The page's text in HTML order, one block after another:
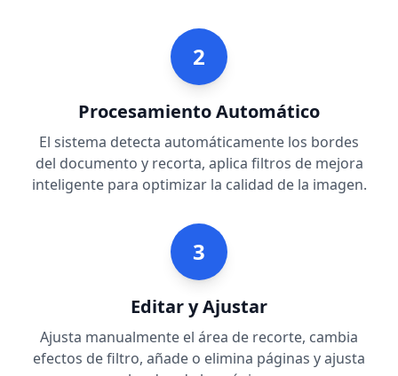
2
Procesamiento Automático
El sistema detecta automáticamente los bordes
del documento y recorta, aplica filtros de mejora
inteligente para optimizar la calidad de la imagen.
3
Editar y Ajustar
Ajusta manualmente el área de recorte, cambia
efectos de filtro, añade o elimina páginas y ajusta